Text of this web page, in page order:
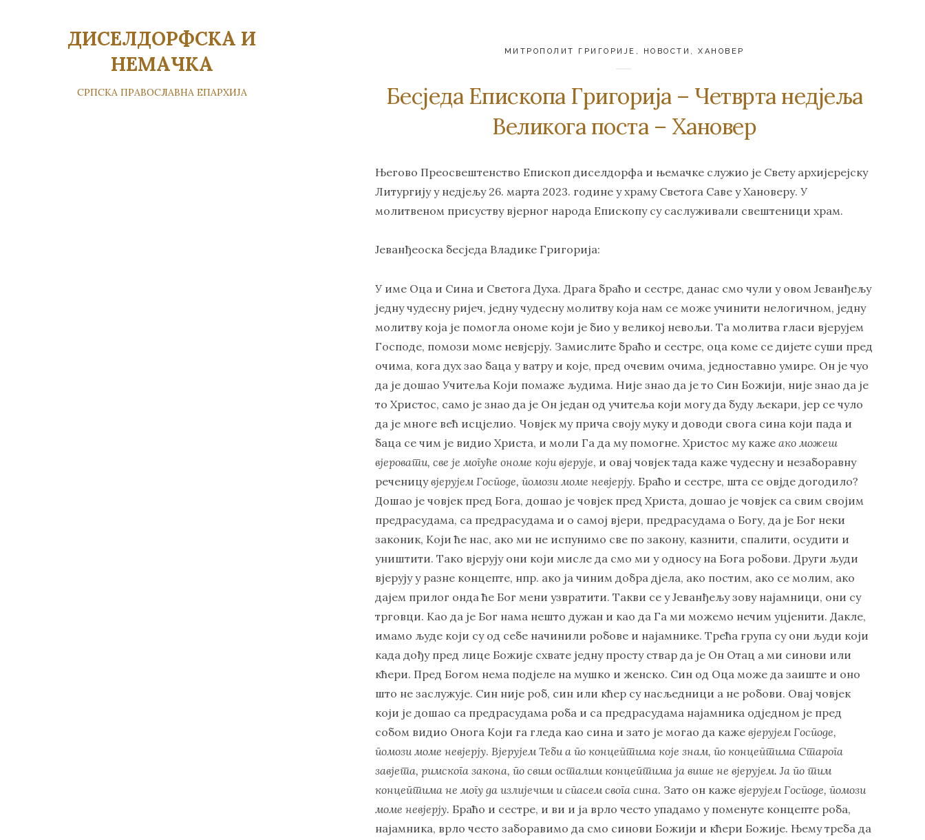
ДИСЕЛДОРФСКА И
НЕМАЧКА
СРПСКА ПРАВОСЛАВНА ЕПАРХИЈА
МИТРОПОЛИТ ГРИГОРИЈЕ , НОВОСТИ ,ХАНОВЕР
Бесједа Епископа Григорија – Четврта недјеља
Великога поста – Хановер
Његово Преосвештенство Епископ диселдорфа и њемачке служио је Свету архијерејску
Литургију у недјељу 26. марта 2023. године у храму Светога Саве у Хановеру. У
молитвеном присуству вјерног народа Епископу су саслуживали свештеници храм.
Јеванђеоска бесједа Владике Григорија:
У име Оца и Сина и Светога Духа. Драга браћо и сестре, данас смо чули у овом Јеванђељу
једну чудесну ријеч, једну чудесну молитву која нам се може учинити нелогичном, једну
молитву која је помогла ономе који је био у великој невољи. Та молитва гласи вјерујем
Господе, помози моме невјерју. Замислите браћо и сестре, оца коме се дијете суши пред
очима, кога дух зао баца у ватру и које, пред очевим очима, једноставно умире. Он је чуо
да је дошао Учитеља Који помаже људима. Није знао да је то Син Божији, није знао да је
то Христос, само је знао да је Он један од учитеља који могу да буду љекари, јер се чуло
да је многе већ исцјелио. Човјек му прича своју муку и доводи свога сина који пада и
баца се чим је видио Христа, и моли Га да му помогне. Христос му кажеако можеш
вјеровати, све је могуће ономе који вјерује, и овај човјек тада каже чудесну и незаборавну
реченицувјерујем Господе, помози моме невјерју. Браћо и сестре, шта се овјде догодило?
Дошао је човјек пред Бога, дошао је човјек пред Христа, дошао је човјек са свим својим
предрасудама, са предрасудама и о самој вјери, предрасудама о Богу, да је Бог неки
законик, Који ће нас, ако ми не испунимо све по закону, казнити, спалити, осудити и
уништити. Тако вјерују они који мисле да смо ми у односу на Бога робови. Други људи
вјерују у разне концепте, нпр. ако ја чиним добра дјела, ако постим, ако се молим, ако
дајем прилог онда ће Бог мени узвратити. Такви се у Јеванђељу зову најамници, они су
трговци. Као да је Бог нама нешто дужан и као да Га ми можемо нечим уцјенити. Дакле,
имамо људе који су од себе начинили робове и најамнике. Трећа група су они људи који
када дођу пред лице Божије схвате једну просту ствар да је Он Отац а ми синови или
кћери. Пред Богом нема подјеле на мушко и женско. Син од Оца може да заиште и оно
што не заслужује. Син није роб, син или кћер су насљедници а не робови. Овај човјек
који је дошао са предрасудама роба и са предрасудама најамника одједном је пред
собом видио Онога Који га гледа као сина и зато је могао да кажевјерујем Господе,
помози моме невјерју.Вјерујем Теби а по концептима које знам, по концептима Старога
завјета, римскога закона, по свим осталим концептима ја више не вјерујем. Ја по тим
концептима не могу да излијечим и спасем свога сина. Зато он кажевјерујем Господе, помози
моме невјерју. Браћо и сестре, и ви и ја врло често упадамо у поменуте концепте роба,
најамника, врло често заборавимо да смо синови Божији и кћери Божије. Њему треба да